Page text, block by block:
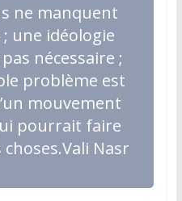
ne manquent
; une idéologie
nécessaire ;
problème est
mouvement
pourrait faire
choses.Vali Nasr